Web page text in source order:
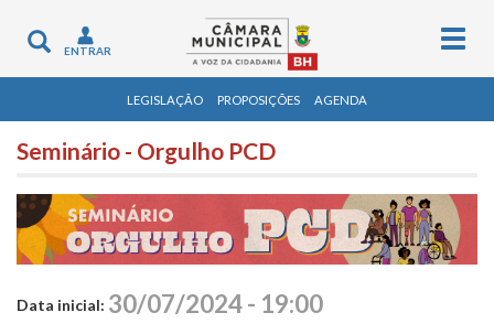
Toggle
navigation
ENTRAR
LEGISLAÇÃO PROPOSIÇÕES AGENDA
Seminário - Orgulho PCD
Data inicial: 30/07/2024 - 19:00